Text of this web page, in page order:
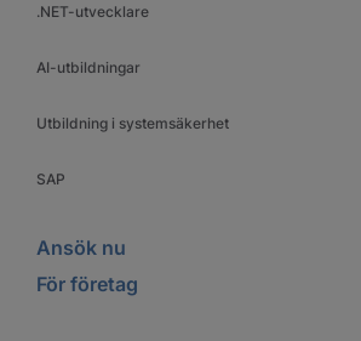
.NET-utvecklare
AI-utbildningar
Utbildning i systemsäkerhet
SAP
Ansök nu
För företag